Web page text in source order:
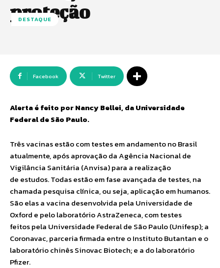
proteção
DESTAQUE
Facebook Twitter
Alerta é feito por Nancy Bellei, da Universidade
Federal de São Paulo.
Três vacinas estão com testes em andamento no Brasil
atualmente, após aprovação da Agência Nacional de
Vigilância Sanitária (Anvisa) para a realização
de estudos. Todas estão em fase avançada de testes, na
chamada pesquisa clínica, ou seja, aplicação em humanos.
São elas a vacina desenvolvida pela Universidade de
Oxford e pelo laboratório AstraZeneca, com testes
feitos pela Universidade Federal de São Paulo (Unifesp); a
Coronavac, parceria firmada entre o Instituto Butantan e o
laboratório chinês Sinovac Biotech; e a do laboratório
Pfizer.